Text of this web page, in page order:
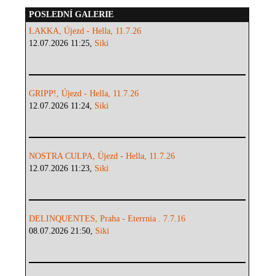
POSLEDNÍ GALERIE
LAKKA, Újezd - Hella, 11.7.26
12.07.2026 11:25, Siki
GRIPP!, Újezd - Hella, 11.7.26
12.07.2026 11:24, Siki
NOSTRA CULPA, Újezd - Hella, 11.7.26
12.07.2026 11:23, Siki
DELINQUENTES, Praha - Eterrnia . 7.7.16
08.07.2026 21:50, Siki